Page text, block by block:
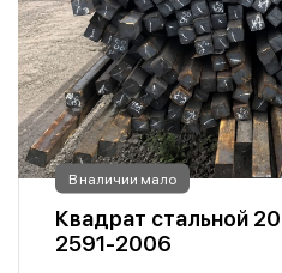
В наличии мало
Квадрат стальной
2591-2006